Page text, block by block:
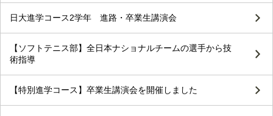
日大進学コース2学年 進路・卒業生講演会
【ソフトテニス部】全日本ナショナルチームの選手から技
術指導
【特別進学コース】卒業生講演会を開催しました